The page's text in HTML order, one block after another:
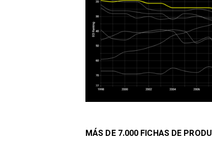
MÁS DE 7.000 FICHAS DE